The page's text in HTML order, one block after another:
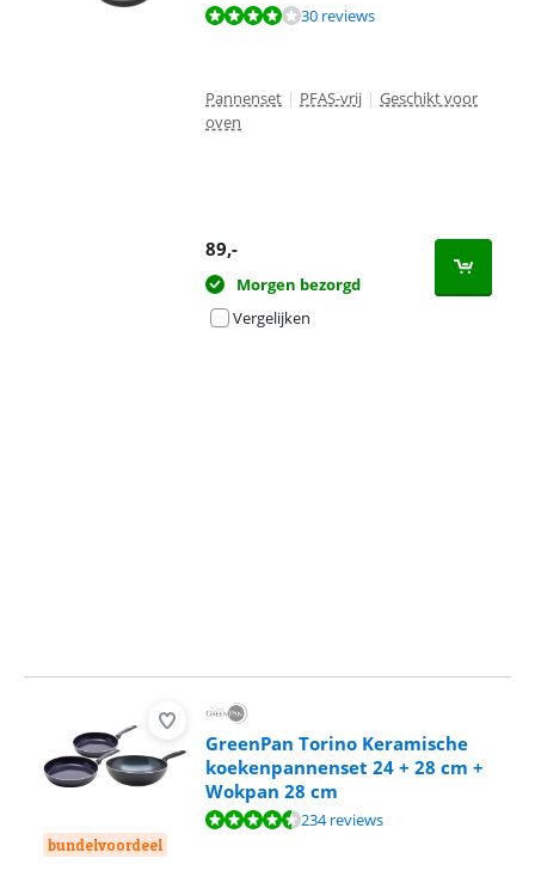
Beoordeling is 8,4 van de 10, gebaseerd op 30 reviews.
30 reviews
Pannenset | PFAS-vrij | Geschikt voor
oven
89,-
Morgen bezorgd
Vergelijken
bundelvoordeel
GreenPan Torino Keramische
koekenpannenset 24 + 28 cm +
Wokpan 28 cm
Beoordeling is 8,8 van de 10, gebaseerd op 234 reviews.
234 reviews